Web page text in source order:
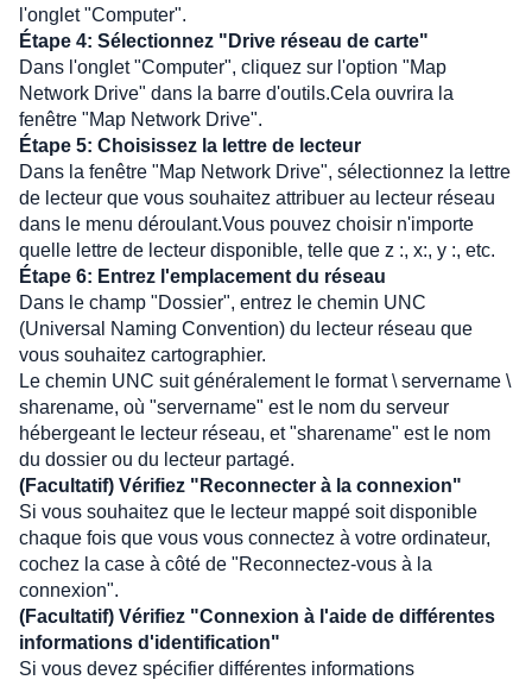
l'onglet "Computer".
Étape 4: Sélectionnez "Drive réseau de carte"
Dans l'onglet "Computer", cliquez sur l'option "Map
Network Drive" dans la barre d'outils.Cela ouvrira la
fenêtre "Map Network Drive".
Étape 5: Choisissez la lettre de lecteur
Dans la fenêtre "Map Network Drive", sélectionnez la lettre
de lecteur que vous souhaitez attribuer au lecteur réseau
dans le menu déroulant.Vous pouvez choisir n'importe
quelle lettre de lecteur disponible, telle que z :, x:, y :, etc.
Étape 6: Entrez l'emplacement du réseau
Dans le champ "Dossier", entrez le chemin UNC
(Universal Naming Convention) du lecteur réseau que
vous souhaitez cartographier.
Le chemin UNC suit généralement le format \ servername \
sharename, où "servername" est le nom du serveur
hébergeant le lecteur réseau, et "sharename" est le nom
du dossier ou du lecteur partagé.
(Facultatif) Vérifiez "Reconnecter à la connexion"
Si vous souhaitez que le lecteur mappé soit disponible
chaque fois que vous vous connectez à votre ordinateur,
cochez la case à côté de "Reconnectez-vous à la
connexion".
(Facultatif) Vérifiez "Connexion à l'aide de différentes
informations d'identification"
Si vous devez spécifier différentes informations